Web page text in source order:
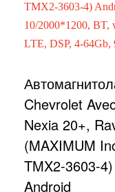
Chevrolet
Nexia 20+,
(MAXIMUM
TMX2-3603-4)
Android